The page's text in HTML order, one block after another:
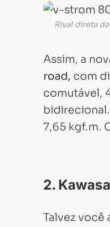
Rival direta
Assim, a
road, com
comutável,
7,65 kgf.m.
2.
Talvez você